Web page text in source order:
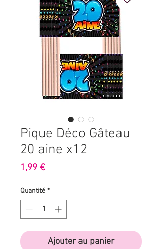
Pique Déco Gâteau
20 aine x12
1,99 €Prix
Quantité *
Ajouter au panier